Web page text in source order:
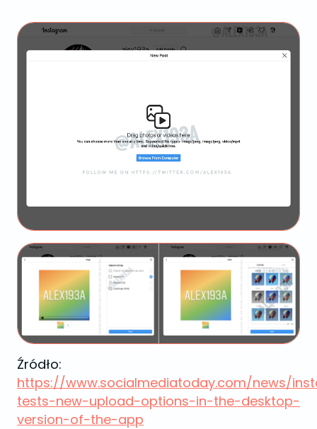
Źródło:
https://www.socialmediatoday.com/news/
tests-new-upload-options-in-the-desktop-
version-of-the-app